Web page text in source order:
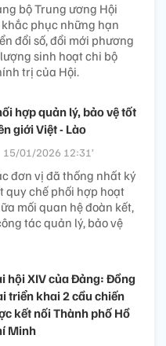
bộ Trung ương Hội
phục những hạn
đổi số, đổi mới phương
sinh hoạt chi bộ
trị của Hội.
hợp quản lý, bảo vệ tốt
giới Việt - Lào
15/01/2026 12:31’
đơn vị đã thống nhất ký
quy chế phối hợp hoạt
mối quan hệ đoàn kết,
tác quản lý, bảo vệ
hội XIV của Đảng: Đồng
triển khai 2 cầu chiến
kết nối Thành phố Hồ
Minh